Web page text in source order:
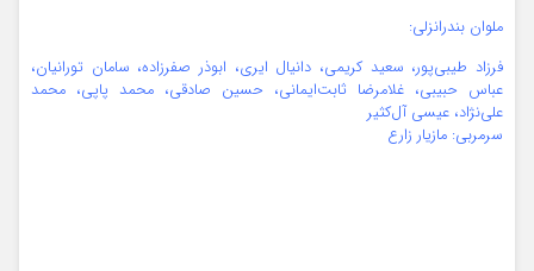
ملوان بندرانزلی:
فرزاد طیبی‌پور، سعید کریمی، دانیال ایری، ابوذر صفرزاده، سامان تورانیان،
عباس حبیبی، غلامرضا ثابت‌ایمانی، حسین صادقی، محمد پاپی، محمد
علی‌نژاد، عیسی آل‌کثیر
سرمربی: مازیار زارع